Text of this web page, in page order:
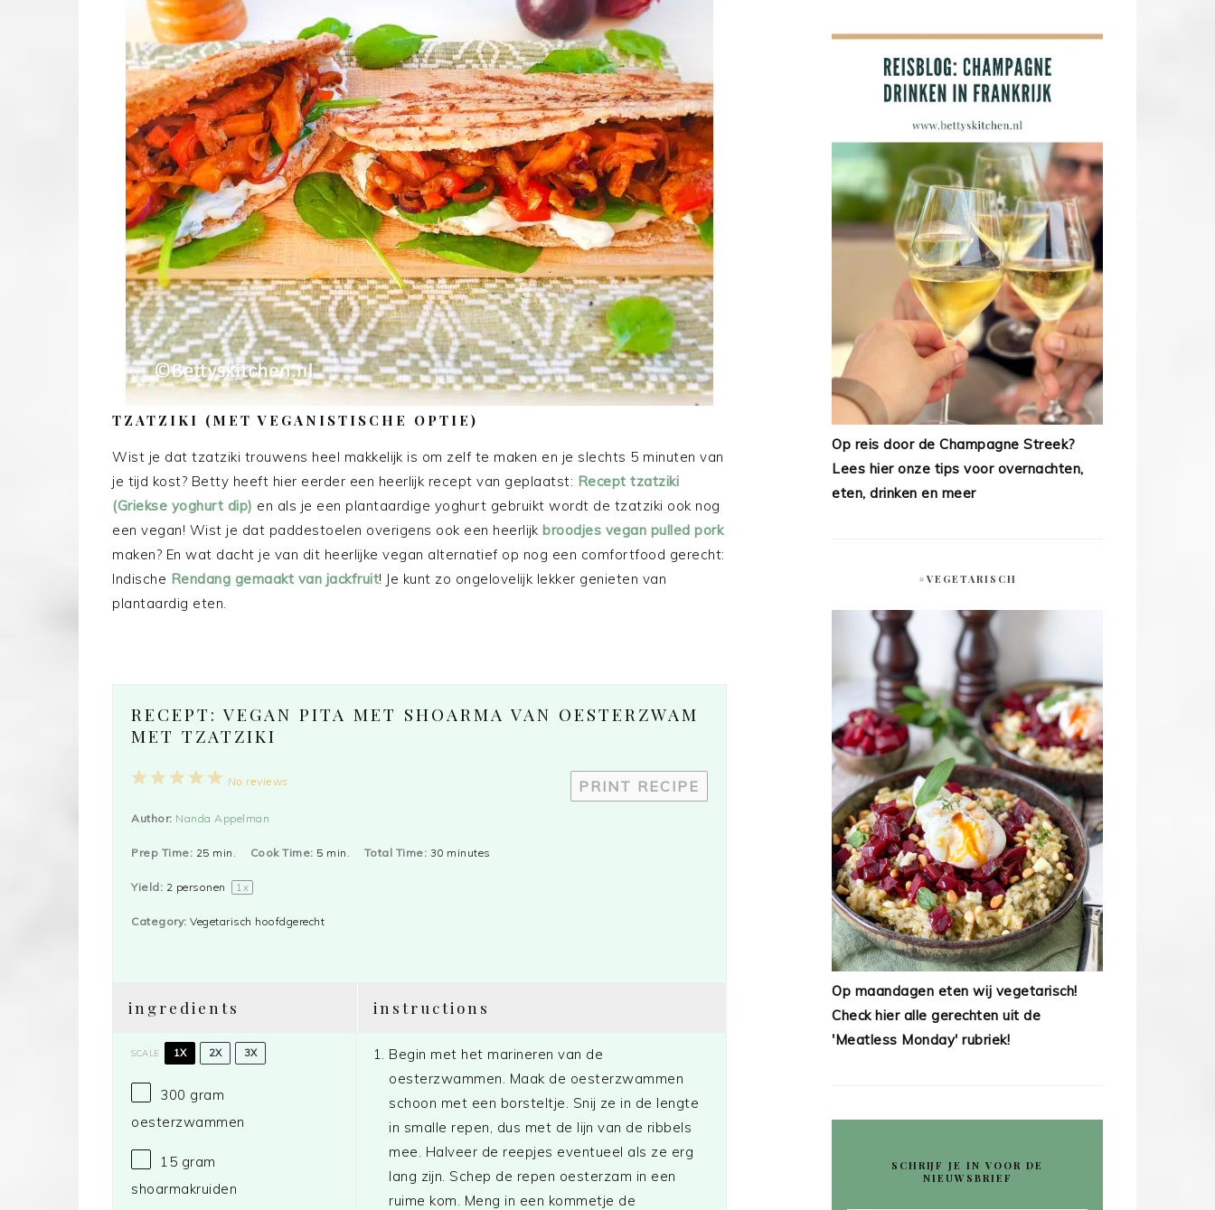
TZATZIKI (MET VEGANISTISCHE OPTIE)
Wist je dat tzatziki trouwens heel makkelijk is om zelf te maken en je slechts 5 minuten van
je tijd kost? Betty heeft hier eerder een heerlijk recept van geplaatst: Recept tzatziki
(Griekse yoghurt dip) en als je een plantaardige yoghurt gebruikt wordt de tzatziki ook nog
een vegan! Wist je dat paddestoelen overigens ook een heerlijk broodjes vegan pulled pork
maken? En wat dacht je van dit heerlijke vegan alternatief op nog een comfortfood gerecht:
Indische Rendang gemaakt van jackfruit! Je kunt zo ongelovelijk lekker genieten van
plantaardig eten.
RECEPT: VEGAN PITA MET SHOARMA VAN OESTERZWAM
MET TZATZIKI
PRINT RECIPE
5
4
3
2
1
No reviews
Author: Nanda Appelman
Prep Time: 25 min. Cook Time: 5 min. Total Time: 30 minutes
Yield: 2 personen 1x
Category: Vegetarisch hoofdgerecht
ingredients
SCALE 1X 2X 3X
300 gram
oesterzwammen
15 gram
shoarmakruiden
instructions
Begin met het marineren van de
oesterzwammen. Maak de oesterzwammen
schoon met een borsteltje. Snij ze in de lengte
in smalle repen, dus met de lijn van de ribbels
mee. Halveer de reepjes eventueel als ze erg
lang zijn. Schep de repen oesterzam in een
ruime kom. Meng in een kommetje de
Op reis door de Champagne Streek?
Lees hier onze tips voor overnachten,
eten, drinken en meer
#VEGETARISCH
Op maandagen eten wij vegetarisch!
Check hier alle gerechten uit de
'Meatless Monday' rubriek!
SCHRIJF JE IN VOOR DE
NIEUWSBRIEF